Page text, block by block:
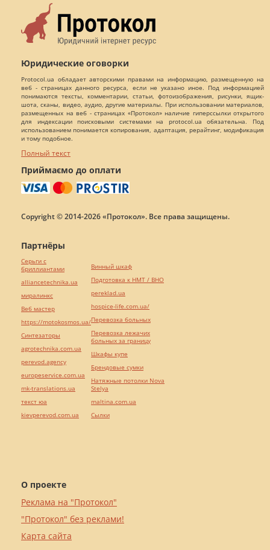
Юридические оговорки
Protocol.ua обладает авторскими правами на информацию, размещенную на
веб - страницах данного ресурса, если не указано иное. Под информацией
понимаются тексты, комментарии, статьи, фотоизображения, рисунки, ящик-
шота, сканы, видео, аудио, другие материалы. При использовании материалов,
размещенных на веб - страницах «Протокол» наличие гиперссылки открытого
для индексации поисковыми системами на protocol.ua обязательна. Под
использованием понимается копирования, адаптация, рерайтинг, модификация
и тому подобное.
Полный текст
Приймаємо до оплати
Copyright © 2014-2026 «Протокол». Все права защищены.
О проекте
Реклама на "Протокол"
"Протокол" без реклами!
Карта сайта
Партнёры
Серьги с
бриллиантами
alliancetechnika.ua
миралинкс
Веб мастер
https://motokosmos.ua/
Синтезаторы
agrotechnika.com.ua
perevod.agency
europeservice.com.ua
mk-translations.ua
текст юа
kievperevod.com.ua
Винный шкаф
Подготовка к НМТ / ВНО
pereklad.ua
hospice-life.com.ua/
Перевозка больных
Перевозка лежачих
больных за границу
Шкафы купе
Брендовые сумки
Натяжные потолки Nova
Stelya
maltina.com.ua
Cылки